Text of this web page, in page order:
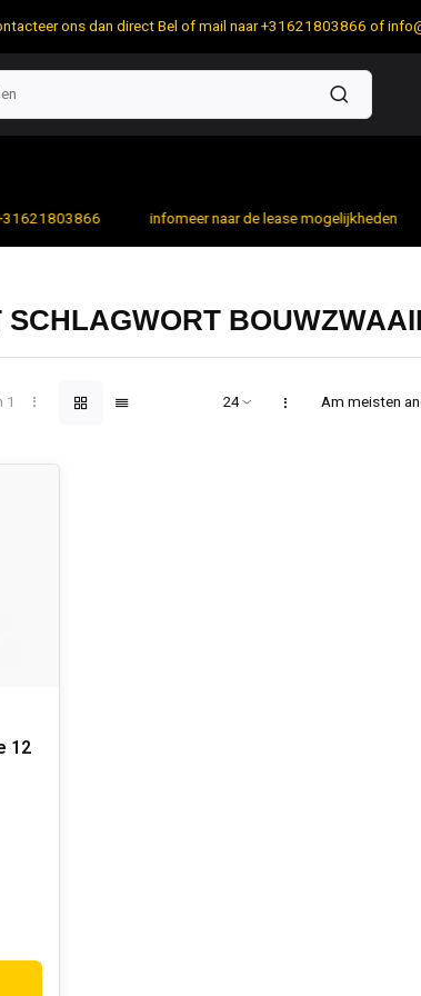
ons dan direct Bel of mail naar +31621803866 of
infomeer naar de lease mogelijkheden
SCHLAGWORT
1 Am meisten
12